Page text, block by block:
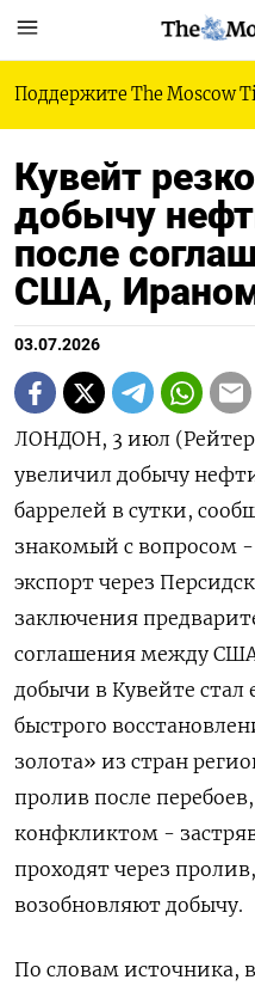
Поддержите The Moscow
Кувейт
добычу
после
США,
03.07.2026
ЛОНДОН, 3 июл
увеличил добычу
баррелей в сутки,
знакомый с вопросом
экспорт ​через
заключения
соглашения между
‌добычи в Кувейте
быстрого
золота» ‌из стран
пролив ​после
конфкликтом -
проходят через
возобновляют добычу.
По ​словам источника,